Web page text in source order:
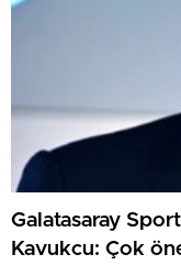
Galatasaray
Kavukcu: Çok